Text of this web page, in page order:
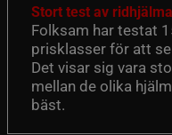
Stort test av
Folksam har testat
prisklasser för att
Det visar sig vara
mellan de olika
bäst.